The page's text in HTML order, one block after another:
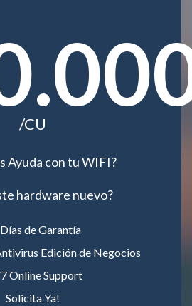
/CU
Ayuda con tu WIFI?
hardware nuevo?
de Garantía
Edición de Negocios
Online Support
Solicita Ya!